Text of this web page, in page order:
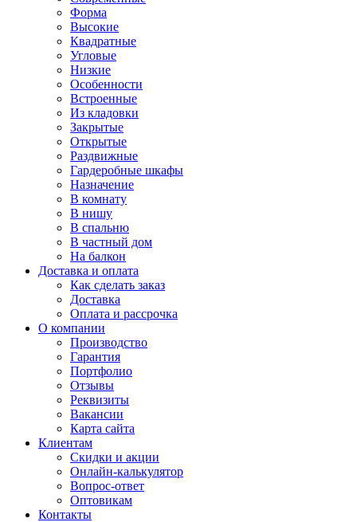
Форма
Высокие
Квадратные
Угловые
Низкие
Особенности
Встроенные
Из кладовки
Закрытые
Открытые
Раздвижные
Гардеробные шкафы
Назначение
В комнату
В нишу
В спальню
В частный дом
На балкон
Доставка и оплата
Как сделать заказ
Доставка
Оплата и рассрочка
О компании
Производство
Гарантия
Портфолио
Отзывы
Реквизиты
Вакансии
Карта сайта
Клиентам
Скидки и акции
Онлайн-калькулятор
Вопрос-ответ
Оптовикам
Контакты